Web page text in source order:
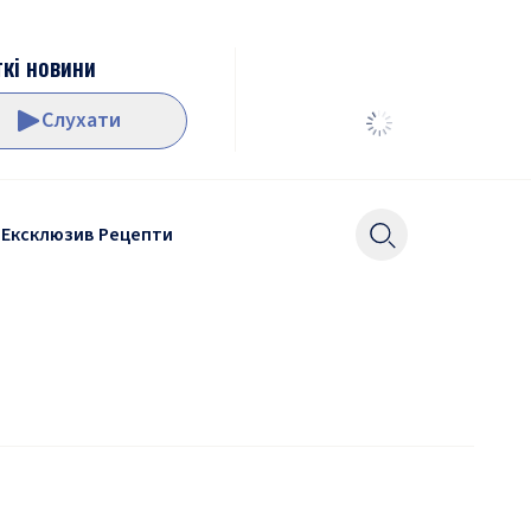
новини
Слухати
Ексклюзив Рецепти